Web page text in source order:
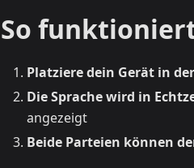
So
Platziere dein Gerät in
Die Sprache wird in
angezeigt
Beide Parteien können